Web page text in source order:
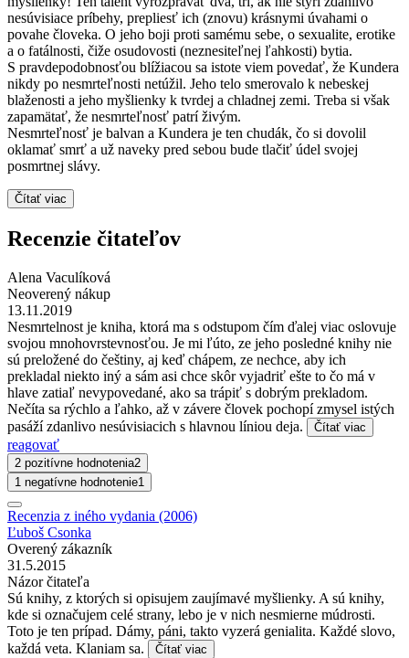
nesúvisiace príbehy, prepliesť ich (znovu) krásnymi úvahami o
povahe človeka. O jeho boji proti samému sebe, o sexualite, erotike
a o fatálnosti, čiže osudovosti (neznesiteľnej ľahkosti) bytia.
S pravdepodobnosťou blížiacou sa istote viem povedať, že Kundera
nikdy po nesmrteľnosti netúžil. Jeho telo smerovalo k nebeskej
blaženosti a jeho myšlienky k tvrdej a chladnej zemi. Treba si však
zapamätať, že nesmrteľnosť patrí živým.
Nesmrteľnosť je balvan a Kundera je ten chudák, čo si dovolil
oklamať smrť a už naveky pred sebou bude tlačiť údel svojej
posmrtnej slávy.
Čítať viac
Recenzie čitateľov
Alena Vaculíková
Neoverený nákup
13.11.2019
Nesmrtelnost je kniha, ktorá ma s odstupom čím ďalej viac oslovuje
svojou mnohovrstevnosťou. Je mi ľúto, ze jeho posledné knihy nie
sú preložené do češtiny, aj keď chápem, ze nechce, aby ich
prekladal niekto iný a sám asi chce skôr vyjadriť ešte to čo má v
hlave zatiaľ nevypovedané, ako sa trápiť s dobrým prekladom.
Nečíta sa rýchlo a ľahko, až v závere človek pochopí zmysel istých
pasáží zdanlivo nesúvisiacich s hlavnou líniou deja.
Čítať viac
reagovať
2 pozitívne hodnotenia2
1 negatívne hodnotenie1
Recenzia z iného vydania (2006)
Ľuboš Csonka
Overený zákazník
31.5.2015
Názor čitateľa
Sú knihy, z ktorých si opisujem zaujímavé myšlienky. A sú knihy,
kde si označujem celé strany, lebo je v nich nesmierne múdrosti.
Toto je ten prípad. Dámy, páni, takto vyzerá genialita. Každé slovo,
každá veta. Klaniam sa.
Čítať viac